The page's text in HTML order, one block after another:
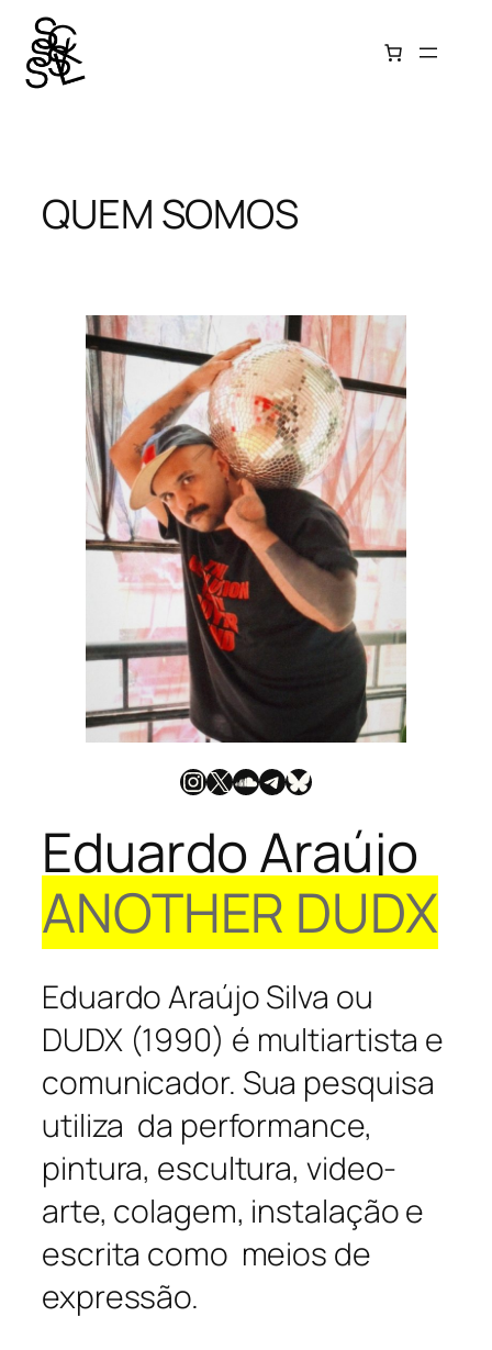
Pular
para
conteúdo
QUEM SOMOS
InstagramX SoundCloud TelegramBluesky
Eduardo Araújo
ANOTHER DUDX
Eduardo Araújo Silva ou
DUDX (1990) é multiartista e
comunicador. Sua pesquisa
utiliza da performance,
pintura, escultura, video-
arte, colagem, instalação e
escrita como meios de
expressão.